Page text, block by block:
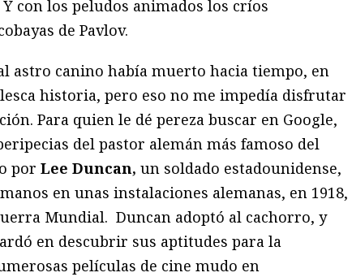
con los peludos animados los críos
de Pavlov.
astro canino había muerto hacia tiempo, en
historia, pero eso no me impedía disfrutar
Para quien le dé pereza buscar en Google,
del pastor alemán más famoso del
por Lee Duncan, un soldado estadounidense,
en unas instalaciones alemanas, en 1918,
Mundial. Duncan adoptó al cachorro, y
en descubrir sus aptitudes para la
películas de cine mudo en